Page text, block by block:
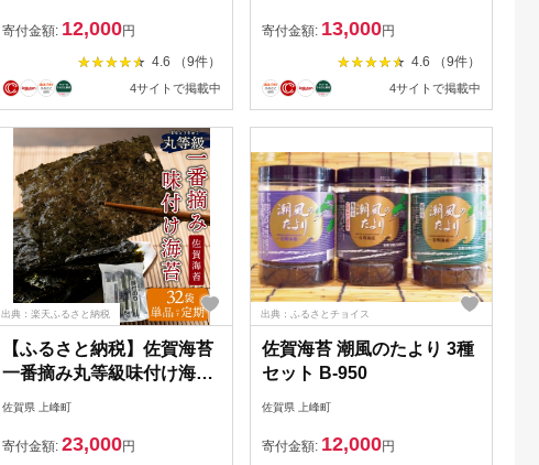
寿司 すし 小分け 焼き海苔
海苔 のり aa013-ac
寄付金額: 12,000円
4.6 （9件）
4サイトで掲載中
藻 加工品 乾物 おにぎり 朝
食 弁当 おかず 寿司 aa016-
aa
寄付金額: 13,000円
4.6 （9件）
4サイトで掲載中
出典：楽天ふるさと納税
【ふるさと納税】佐賀海苔
一番摘み丸等級味付け海苔
佐賀県 上峰町
寄付金額: 23,000円
出典：ふるさとチョイス
佐賀海苔 潮風のたより 3種
セット B-950
佐賀県 上峰町
寄付金額: 12,000円